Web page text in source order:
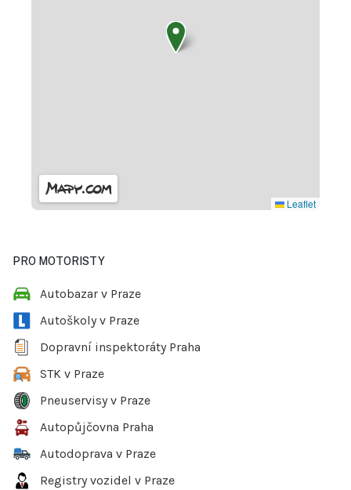
Leaflet
PRO MOTORISTY
Autobazar v Praze
Autoškoly v Praze
Dopravní inspektoráty Praha
STK v Praze
Pneuservisy v Praze
Autopůjčovna Praha
Autodoprava v Praze
Registry vozidel v Praze